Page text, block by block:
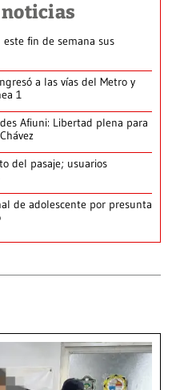
fin de semana sus
a las vías del Metro y
1
Afiuni: Libertad plena para
del pasaje; usuarios
de adolescente por presunta